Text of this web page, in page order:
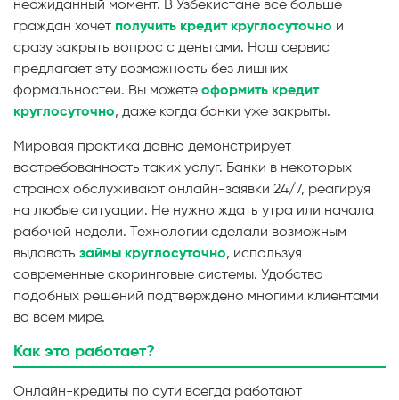
неожиданный момент. В Узбекистане все больше
граждан хочет получить кредит круглосуточно и
сразу закрыть вопрос с деньгами. Наш сервис
предлагает эту возможность без лишних
формальностей. Вы можете оформить кредит
круглосуточно, даже когда банки уже закрыты.
Мировая практика давно демонстрирует
востребованность таких услуг. Банки в некоторых
странах обслуживают онлайн-заявки 24/7, реагируя
на любые ситуации. Не нужно ждать утра или начала
рабочей недели. Технологии сделали возможным
выдавать займы круглосуточно, используя
современные скоринговые системы. Удобство
подобных решений подтверждено многими клиентами
во всем мире.
Как это работает?
Онлайн-кредиты по сути всегда работают